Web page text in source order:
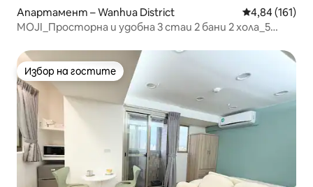
Апартамент – Wanhua District Средна
4,84 (161)
MOJI_Просторна и удобна 3 стаи 2 бани 2 хола_5
Избор на гостите
Избор на гостите